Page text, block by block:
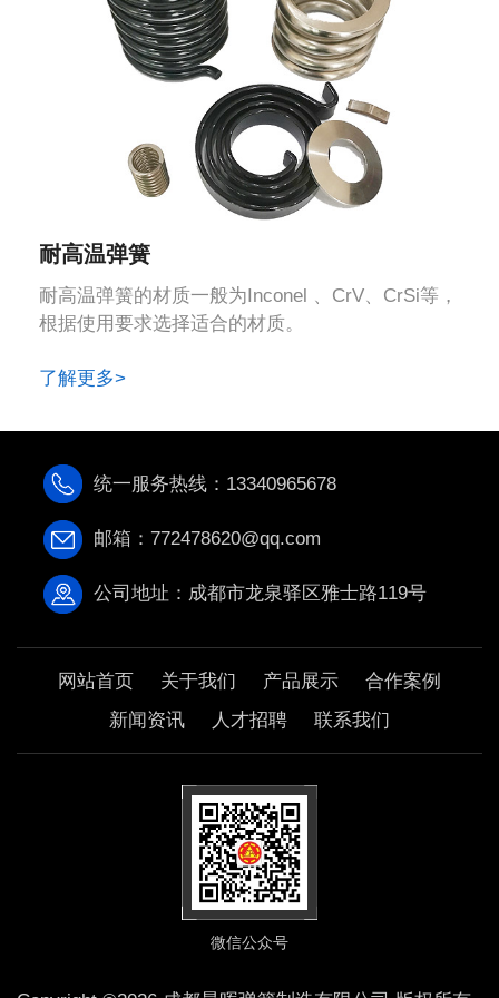
耐高温弹簧
耐高温弹簧的材质一般为Inconel 、CrV、CrSi等，
根据使用要求选择适合的材质。
了解更多>
统一服务热线：13340965678
邮箱：772478620@qq.com
公司地址：成都市龙泉驿区雅士路119号
网站首页 关于我们 产品展示
合作案例
新闻资讯
人才招聘 联系我们
微信公众号